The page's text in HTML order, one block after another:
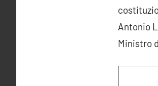
Antonio
Ministro